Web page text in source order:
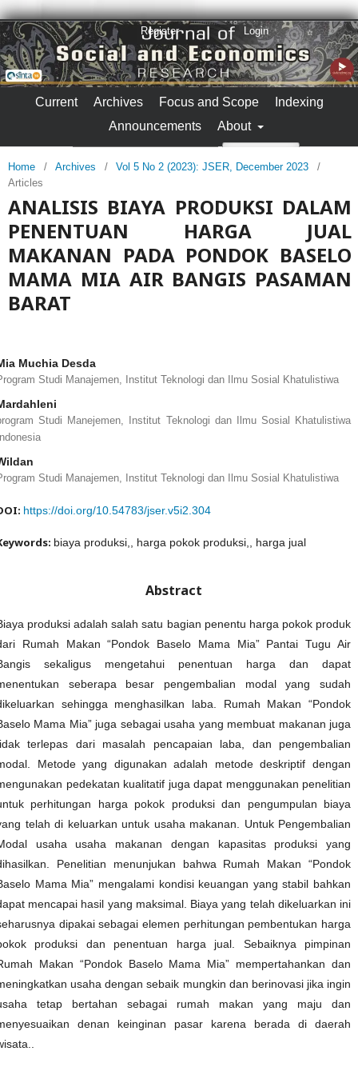
Current Archives Focus and Scope
Indexing
Announcements
About
Register Login
Home / Archives / Vol 5 No 2 (2023): JSER, December 2023
/
Articles
ANALISIS BIAYA PRODUKSI DALAM
PENENTUAN HARGA JUAL
MAKANAN PADA PONDOK BASELO
MAMA MIA AIR BANGIS PASAMAN
BARAT
Muchia Desda
Studi Manajemen, Institut Teknologi dan Ilmu Sosial Khatulistiwa
Studi Manejemen, Institut Teknologi dan Ilmu Sosial Khatulistiwa
Studi Manajemen, Institut Teknologi dan Ilmu Sosial Khatulistiwa
https://doi.org/10.54783/jser.v5i2.304
biaya produksi,, harga pokok produksi,, harga jual
Abstract
produksi adalah salah satu bagian penentu harga pokok produk
Rumah Makan “Pondok Baselo Mama Mia” Pantai Tugu Air
sekaligus mengetahui penentuan harga dan dapat
seberapa besar pengembalian modal yang sudah
sehingga menghasilkan laba. Rumah Makan “Pondok
Mama Mia” juga sebagai usaha yang membuat makanan juga
terlepas dari masalah pencapaian laba, dan pengembalian
Metode yang digunakan adalah metode deskriptif dengan
pedekatan kualitatif juga dapat menggunakan penelitian
perhitungan harga pokok produksi dan pengumpulan biaya
telah di keluarkan untuk usaha makanan. Untuk Pengembalian
usaha usaha makanan dengan kapasitas produksi yang
Penelitian menunjukan bahwa Rumah Makan “Pondok
Mama Mia” mengalami kondisi keuangan yang stabil bahkan
mencapai hasil yang maksimal. Biaya yang telah dikeluarkan ini
dipakai sebagai elemen perhitungan pembentukan harga
produksi dan penentuan harga jual. Sebaiknya pimpinan
Makan “Pondok Baselo Mama Mia” mempertahankan dan
usaha dengan sebaik mungkin dan berinovasi jika ingin
tetap bertahan sebagai rumah makan yang maju dan
denan keinginan pasar karena berada di daerah